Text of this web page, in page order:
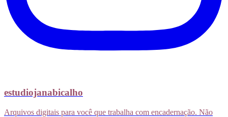
estudiojanabicalho
Arquivos digitais para você que trabalha com encadernação. Não